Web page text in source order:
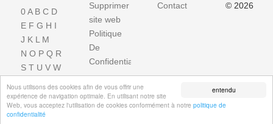
entendu
Nous utilisons des cookies afin de vous offrir une
expérience de navigation optimale. En utilisant notre site
Web, vous acceptez l'utilisation de cookies conformément à notre politique de
confidentialité
0A B C D
E F G H I
J K L M
N O P Q R
S T U V W
Supprimer
site web
Politique
De
Confidentialite
Contact © 2026